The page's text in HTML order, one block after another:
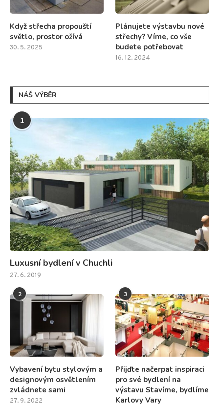
Když střecha propouští
světlo, prostor ožívá
30. 5. 2025
Plánujete výstavbu nové
střechy? Víme, co vše
budete potřebovat
16. 12. 2024
NÁŠ VÝBĚR
1
Luxusní bydlení v Chuchli
27. 6. 2019
2
Vybavení bytu stylovým a
designovým osvětlením
zvládnete sami
27. 9. 2022
3
Přijďte načerpat inspiraci
pro své bydlení na
výstavu Stavíme, bydlíme
Karlovy Vary